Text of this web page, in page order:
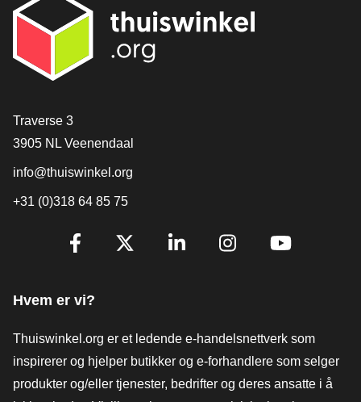
[_General:Contact]
Traverse 3
3905 NL Veenendaal
info@thuiswinkel.org
+31 (0)318 64 85 75
[_General:SocialMediaTitle]
Hvem er vi?
Thuiswinkel.org er et ledende e-handelsnettverk som
inspirerer og hjelper butikker og e-forhandlere som selger
produkter og/eller tjenester, bedrifter og deres ansatte i å